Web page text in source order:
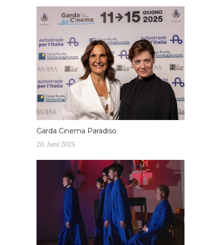
Garda Cinema Paradiso
20. Juni 2025